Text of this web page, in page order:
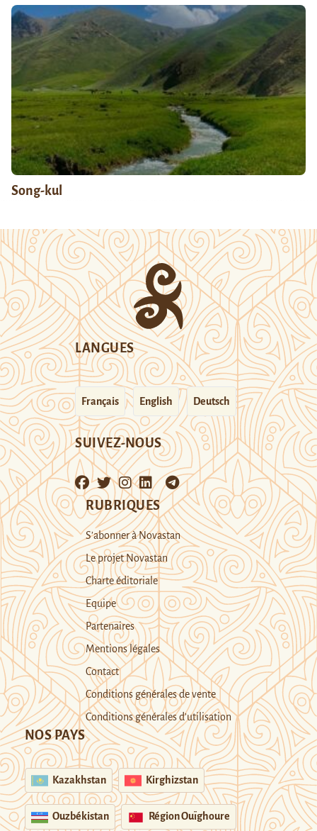
Song-kul
LANGUES
Français English Deutsch
SUIVEZ-NOUS
RUBRIQUES
S’abonner à Novastan
Le projet Novastan
Charte éditoriale
Equipe
Partenaires
Mentions légales
Contact
Conditions générales de vente
Conditions générales d’utilisation
NOS PAYS
Kazakhstan Kirghizstan
Ouzbékistan Région Ouïghoure